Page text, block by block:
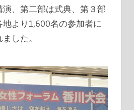
演、第二部は式典、第３部
より1,600名の参加者に
した。